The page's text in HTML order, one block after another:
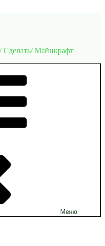
Сделать/ Майнкрафт
Меню